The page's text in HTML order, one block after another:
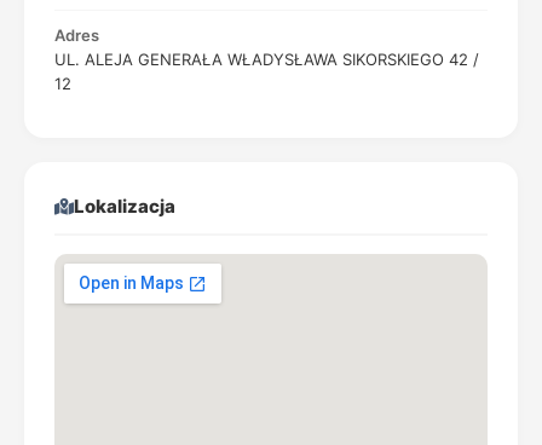
Adres
UL. ALEJA GENERAŁA WŁADYSŁAWA SIKORSKIEGO 42 /
12
Lokalizacja